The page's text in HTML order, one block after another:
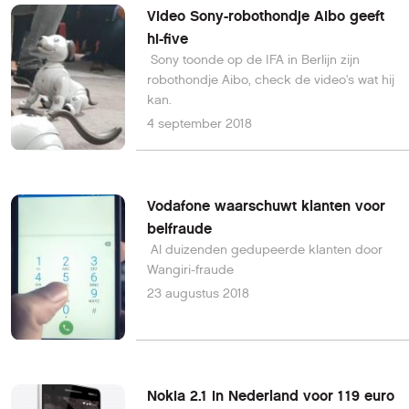
een pc over.
Video Sony-robothondje Aibo geeft
hi-five
Sony toonde op de IFA in Berlijn zijn
robothondje Aibo, check de video's wat hij
kan.
4 september 2018
Vodafone waarschuwt klanten voor
belfraude
Al duizenden gedupeerde klanten door
Wangiri-fraude
23 augustus 2018
Nokia 2.1 in Nederland voor 119 euro